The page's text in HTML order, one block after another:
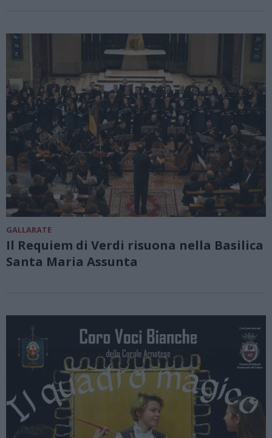
GALLARATE
Il Requiem di Verdi risuona nella Basilica
Santa Maria Assunta